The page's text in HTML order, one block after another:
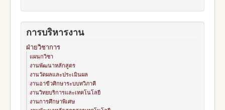
การบริหารงาน
ฝ่ายวิชาการ
แผนกวิชา
งานพัฒนาหลักสูตร
งานวัดผลและประเมินผล
งานอาขีวศิกษาระบบทวิภาคี
งานวิทยบริการและเทคโนโลยี
งานการศึกษาพิเศษ